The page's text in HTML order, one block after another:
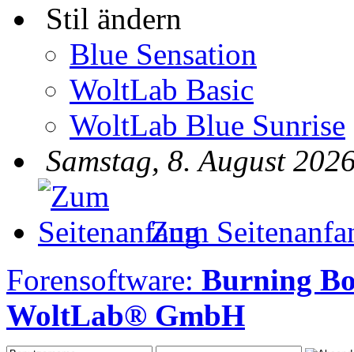
Stil ändern
Blue Sensation
WoltLab Basic
WoltLab Blue Sunrise
Samstag, 8. August
Zum
Forensoftware: Burning
WoltLab® GmbH